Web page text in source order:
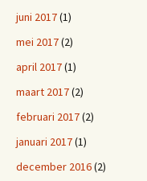
juni 2017(1)
mei 2017(2)
april 2017(1)
maart 2017(2)
februari 2017(2)
januari 2017(1)
december 2016(2)